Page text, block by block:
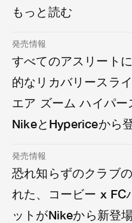
もっと読む
発売情報
すべてのアスリート
的なリカバリースラ
エア ズーム ハイパー
NikeとHypericeから
発売情報
恐れ知らずのクラブ
れた、コービー x FC
ットがNikeから新登